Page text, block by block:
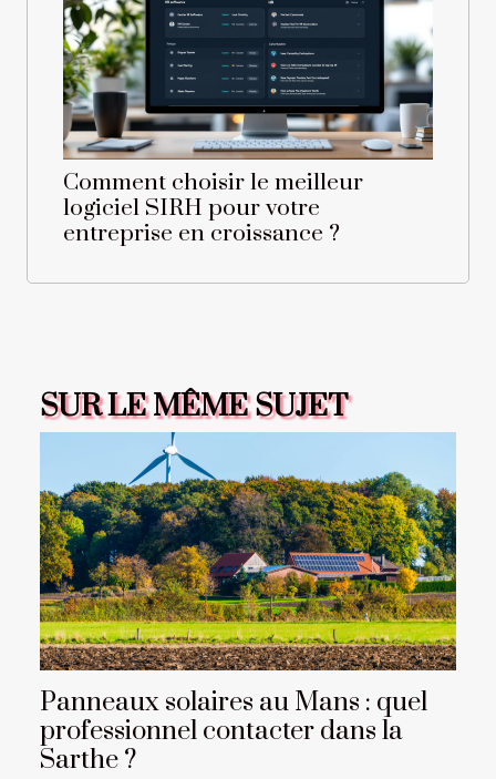
Comment choisir le meilleur
logiciel SIRH pour votre
entreprise en croissance ?
SUR LE MÊME SUJET
Panneaux solaires au Mans : quel
professionnel contacter dans la
Sarthe ?